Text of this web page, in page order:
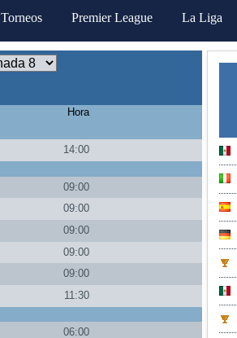
Torneos Premier League La Liga
Hora
14:00
09:00
09:00
09:00
09:00
09:00
11:30
06:00